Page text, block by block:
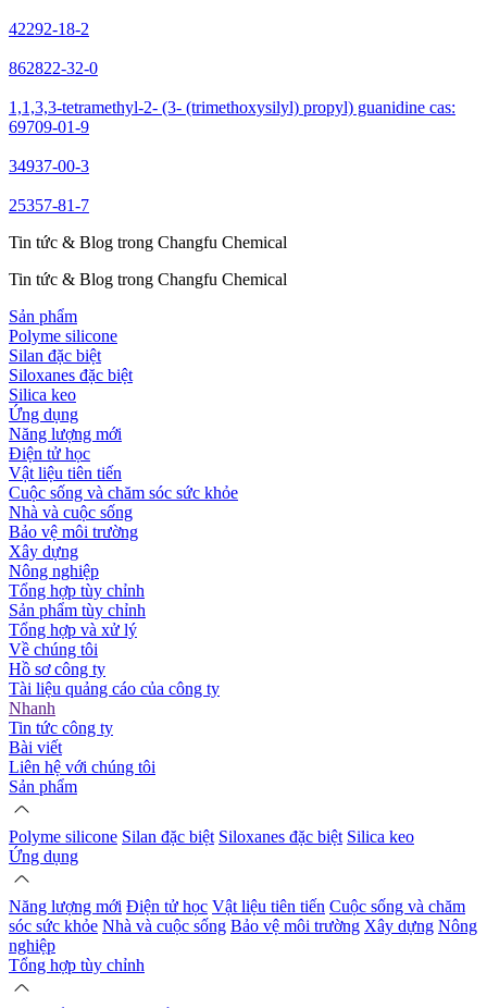
42292-18-2
862822-32-0
1,1,3,3-tetramethyl-2- (3- (trimethoxysilyl) propyl) guanidine cas:
69709-01-9
34937-00-3
25357-81-7
Tin tức & Blog trong Changfu Chemical
Tin tức & Blog trong Changfu Chemical
Sản phẩm
Polyme silicone
Silan đặc biệt
Siloxanes đặc biệt
Silica keo
Ứng dụng
Năng lượng mới
Điện tử học
Vật liệu tiên tiến
Cuộc sống và chăm sóc sức khỏe
Nhà và cuộc sống
Bảo vệ môi trường
Xây dựng
Nông nghiệp
Tổng hợp tùy chỉnh
Sản phẩm tùy chỉnh
Tổng hợp và xử lý
Về chúng tôi
Hồ sơ công ty
Tài liệu quảng cáo của công ty
Nhanh
Tin tức công ty
Bài viết
Liên hệ với chúng tôi
Sản phẩm
Polyme silicone Silan đặc biệt Siloxanes đặc biệt Silica keo
Ứng dụng
Năng lượng mới Điện tử học Vật liệu tiên tiến Cuộc sống và chăm
sóc sức khỏe Nhà và cuộc sống Bảo vệ môi trường Xây dựng Nông
nghiệp
Tổng hợp tùy chỉnh